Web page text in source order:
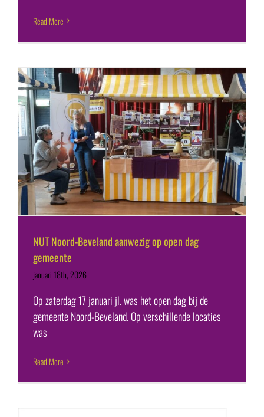
Read More
NUT Noord-Beveland aanwezig op open dag
gemeente
januari 18th, 2026
Op zaterdag 17 januari jl. was het open dag bij de
gemeente Noord-Beveland. Op verschillende locaties
was
Read More